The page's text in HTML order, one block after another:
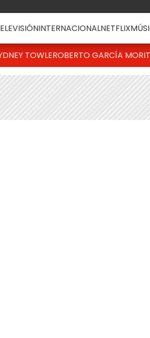
INTERNACIONALNETFLIX
TOWLEROBERTO GARCÍA